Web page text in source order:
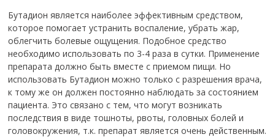
Бутадион является наиболее эффективным средством,
которое помогает устранить воспаление, убрать жар,
облегчить болевые ощущения. Подобное средство
необходимо использовать по 3-4 раза в сутки. Применение
препарата должно быть вместе с приемом пищи. Но
использовать Бутадион можно только с разрешения врача,
к тому же он должен постоянно наблюдать за состоянием
пациента. Это связано с тем, что могут возникать
последствия в виде тошноты, рвоты, головных болей и
головокружения, т.к. препарат является очень действенным.